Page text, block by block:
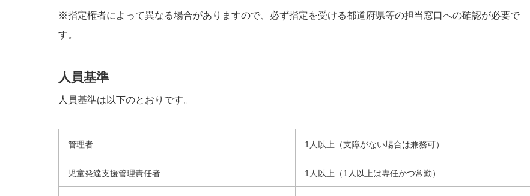
※指定権者によって異なる場合がありますので、必ず指定を受ける都道府県等の担当窓口への確認が必要で
す。
人員基準
人員基準は以下のとおりです。
管理者 1人以上（支障がない場合は兼務可）
児童発達支援管理責任者 1人以上（1人以上は専任かつ常勤）